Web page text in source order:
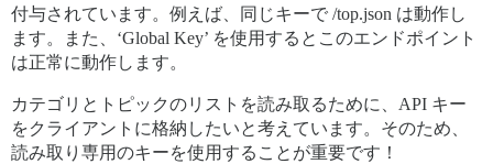
付与されています。例えば、同じキーで /top.json は動作し
ます。また、‘Global Key’ を使用するとこのエンドポイント
は正常に動作します。
カテゴリとトピックのリストを読み取るために、API キー
をクライアントに格納したいと考えています。そのため、
読み取り専用のキーを使用することが重要です！